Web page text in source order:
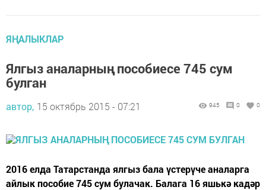
ЯҢАЛЫКЛАР
Ялгыз аналарның пособиесе 745 сум
булган
автор, 15 октябрь 2015 - 07:21 945 0 0
2016 елда Татарстанда ялгыз бала үстерүче аналарга
айлык пособие 745 сум булачак. Балага 16 яшькә кадәр